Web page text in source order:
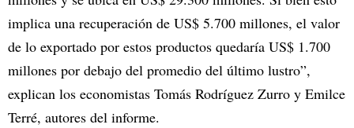
implica una recuperación de US$ 5.700 millones, el valor
de lo exportado por estos productos quedaría US$ 1.700
millones por debajo del promedio del último lustro”,
explican los economistas Tomás Rodríguez Zurro y Emilce
Terré, autores del informe.